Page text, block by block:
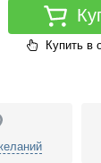
Купить в